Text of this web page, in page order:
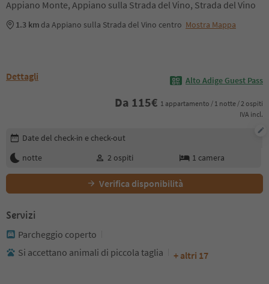
Appiano Monte, Appiano sulla Strada del Vino, Strada del Vino
1.3 km da Appiano sulla Strada del Vino centro Mostra Mappa
Dettagli Alto Adige Guest Pass
Da 115€ 1 appartamento / 1 notte / 2 ospiti
IVA incl.
Modifica i dettagli della prenotazione
Date del check-in e check-out
notte
2 ospiti 1 camera
Verifica disponibilità
Servizi
Parcheggio coperto
Si accettano animali di piccola taglia
+ altri 17